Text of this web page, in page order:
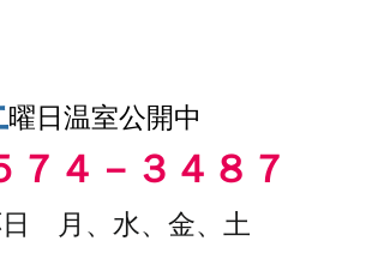
曜日温室公開中
７４－３４８７
月、水、金、土